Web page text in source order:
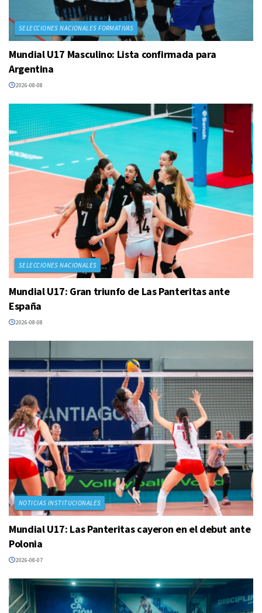
SELECCIONES NACIONALES FORMATIVAS
Mundial U17 Masculino: Lista confirmada para
Argentina
2026-08-08
SELECCIONES NACIONALES
Mundial U17: Gran triunfo de Las Panteritas ante
España
2026-08-08
NOTICIAS INSTITUCIONALES
Mundial U17: Las Panteritas cayeron en el debut ante
Polonia
2026-08-07